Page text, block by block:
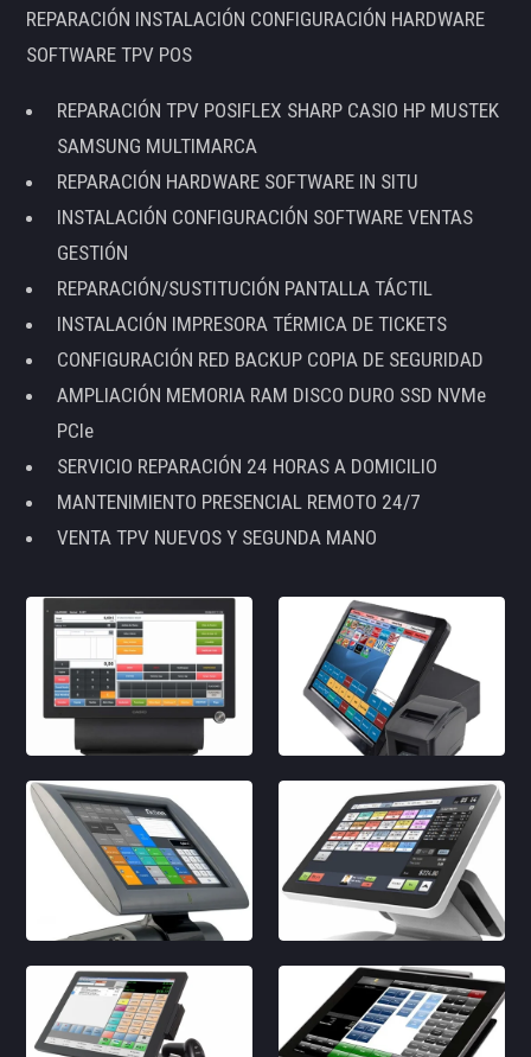
REPARACIÓN INSTALACIÓN CONFIGURACIÓN HARDWARE
SOFTWARE TPV POS
REPARACIÓN TPV POSIFLEX SHARP CASIO HP MUSTEK
SAMSUNG MULTIMARCA
REPARACIÓN HARDWARE SOFTWARE IN SITU
INSTALACIÓN CONFIGURACIÓN SOFTWARE VENTAS
GESTIÓN
REPARACIÓN/SUSTITUCIÓN PANTALLA TÁCTIL
INSTALACIÓN IMPRESORA TÉRMICA DE TICKETS
CONFIGURACIÓN RED BACKUP COPIA DE SEGURIDAD
AMPLIACIÓN MEMORIA RAM DISCO DURO SSD NVMe
PCIe
SERVICIO REPARACIÓN 24 HORAS A DOMICILIO
MANTENIMIENTO PRESENCIAL REMOTO 24/7
VENTA TPV NUEVOS Y SEGUNDA MANO